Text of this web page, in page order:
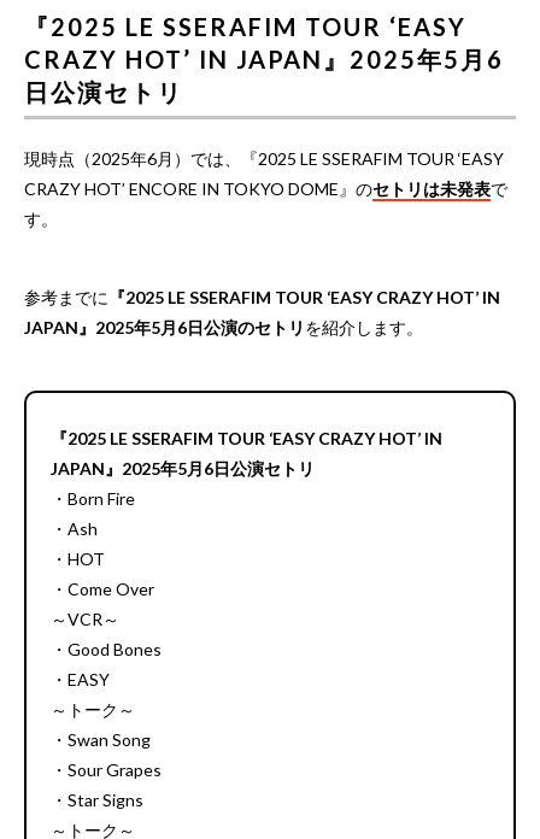
『2025 LE SSERAFIM TOUR ‘EASY
CRAZY HOT’ IN JAPAN』2025年5月6
日公演セトリ
現時点（2025年6月）では、『2025 LE SSERAFIM TOUR ‘EASY
CRAZY HOT’ ENCORE IN TOKYO DOME』のセトリは未発表で
す。
参考までに 『2025 LE SSERAFIM TOUR ‘EASY CRAZY HOT’ IN
JAPAN』2025年5月6日公演のセトリ を紹介します。
『2025 LE SSERAFIM TOUR ‘EASY CRAZY HOT’ IN
JAPAN』2025年5月6日公演セトリ
・Born Fire
・Ash
・HOT
・Come Over
～VCR～
・Good Bones
・EASY
～トーク～
・Swan Song
・Sour Grapes
・Star Signs
～トーク～